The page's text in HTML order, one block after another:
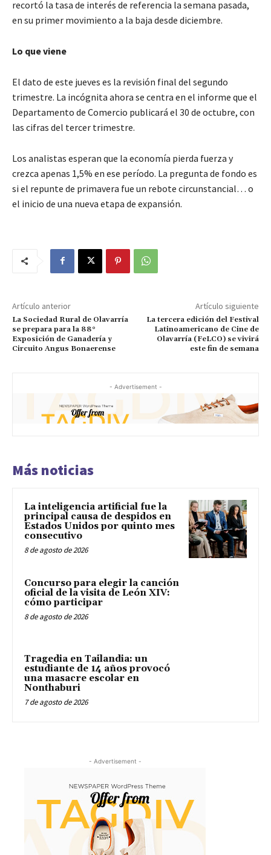
recortó la tasa de interés de referencia la semana pasada,
en su primer movimiento a la baja desde diciembre.
Lo que viene
El dato de este jueves es la revisión final del segundo
trimestre. La incógnita ahora se centra en el informe que el
Departamento de Comercio publicará el 30 de octubre, con
las cifras del tercer trimestre.
Los analistas esperan que la economía pierda fuerza y
crezca apenas 1,5% en ese período. La pregunta de fondo es
si el repunte de primavera fue un rebote circunstancial… o
el inicio de una nueva etapa de expansión.
Artículo anterior
La Sociedad Rural de Olavarría
se prepara para la 88°
Exposición de Ganadería y
Circuito Angus Bonaerense
Artículo siguiente
La tercera edición del Festival
Latinoamericano de Cine de
Olavarría (FeLCO) se vivirá
este fin de semana
- Advertisement -
Más noticias
La inteligencia artificial fue la
principal causa de despidos en
Estados Unidos por quinto mes
consecutivo
8 de agosto de 2026
Concurso para elegir la canción
oficial de la visita de León XIV:
cómo participar
8 de agosto de 2026
Tragedia en Tailandia: un
estudiante de 14 años provocó
una masacre escolar en
Nonthaburi
7 de agosto de 2026
- Advertisement -